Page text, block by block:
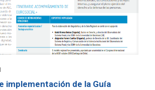
implementación de la Guía